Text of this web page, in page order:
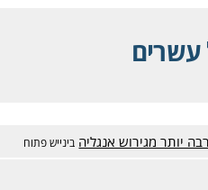
עשרים
יותר מגירוש אנגליה בינייש פתוח